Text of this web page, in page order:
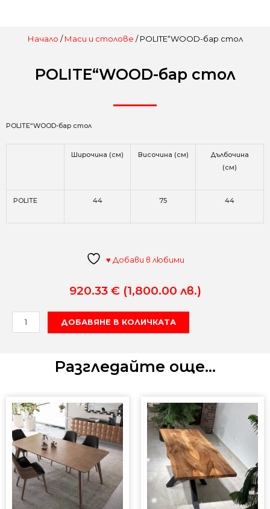
Начало /Маси и столове / POLITE“WOOD-бар стол
POLITE“WOOD-бар стол
POLITE“WOOD-бар стол
Широчина (см) Височина (см)
Дълбочина
(см)
POLITE 44 75 44
♥ Добави в любими
920.33 € (1,800.00 лв.)
количество
за
ДОБАВЯНЕ В КОЛИЧКАТА
Разгледайте още...